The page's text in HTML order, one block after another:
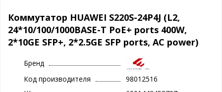
Коммутатор HUAWEI S220S-24P4J (L2,
24*10/100/1000BASE-T PoE+ ports 400W,
2*10GE SFP+, 2*2.5GE SFP ports, AC power)
Бренд
Код производителя
98012516